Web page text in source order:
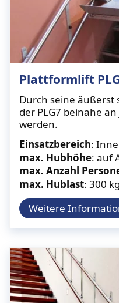
Plattformlift
Durch seine äußerst
der PLG7 beinahe
werden.
Einsatzbereich:
max. Hubhöhe: auf
max. Anzahl
max. Hublast: 300 kg
Weitere